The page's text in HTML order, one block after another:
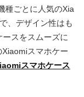
種ごとに人気のXia
、デザイン性はも
スをスムーズに
スマホケー
スマホケース